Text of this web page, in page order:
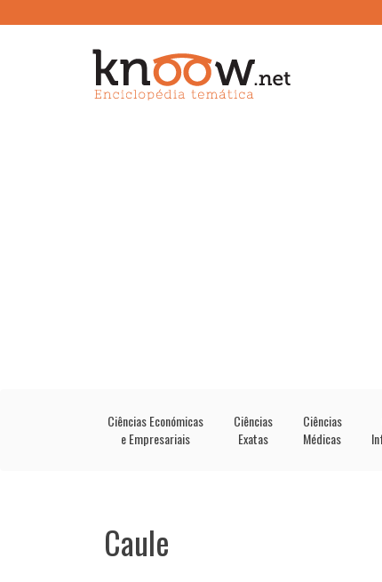
Ciências Económicas
e Empresariais
Ciências
Exatas
Ciências
Médicas
Caule